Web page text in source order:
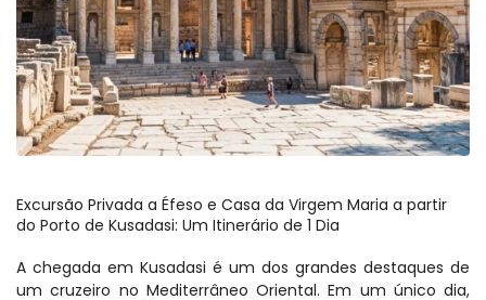
Excursão Privada a Éfeso e Casa da Virgem Maria a partir
do Porto de Kusadasi: Um Itinerário de 1 Dia
A chegada em Kusadasi é um dos grandes destaques de
um cruzeiro no Mediterrâneo Oriental. Em um único dia,